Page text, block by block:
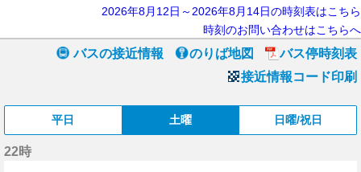
2026年8月12日～2026年8月14日の時刻表はこちら
時刻のお問い合わせはこちらへ
バスの接近情報 のりば地図
バス停時刻表
接近情報コード印刷
平日 土曜 日曜/祝日
22時